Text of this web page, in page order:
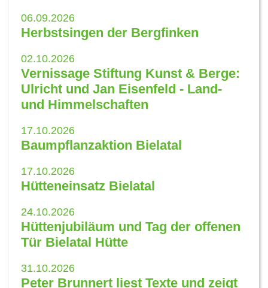
06.09.2026
Herbstsingen der Bergfinken
02.10.2026
Vernissage Stiftung Kunst & Berge:
Ulricht und Jan Eisenfeld - Land-
und Himmelschaften
17.10.2026
Baumpflanzaktion Bielatal
17.10.2026
Hütteneinsatz Bielatal
24.10.2026
Hüttenjubiläum und Tag der offenen
Tür Bielatal Hütte
31.10.2026
Peter Brunnert liest Texte und zeigt